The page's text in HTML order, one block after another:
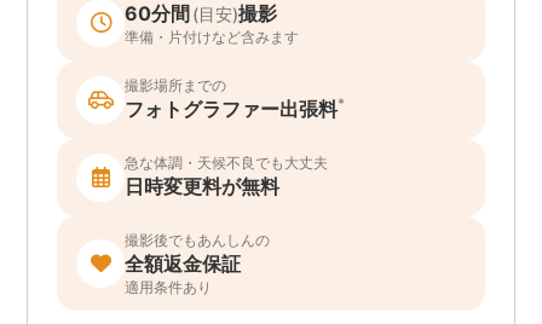
60分間 (目安)撮影
準備・片付けなど含みます
撮影場所までの
フォトグラファー出張料*
急な体調・天候不良でも大丈夫
日時変更料が無料
撮影後でもあんしんの
全額返金保証
適用条件あり